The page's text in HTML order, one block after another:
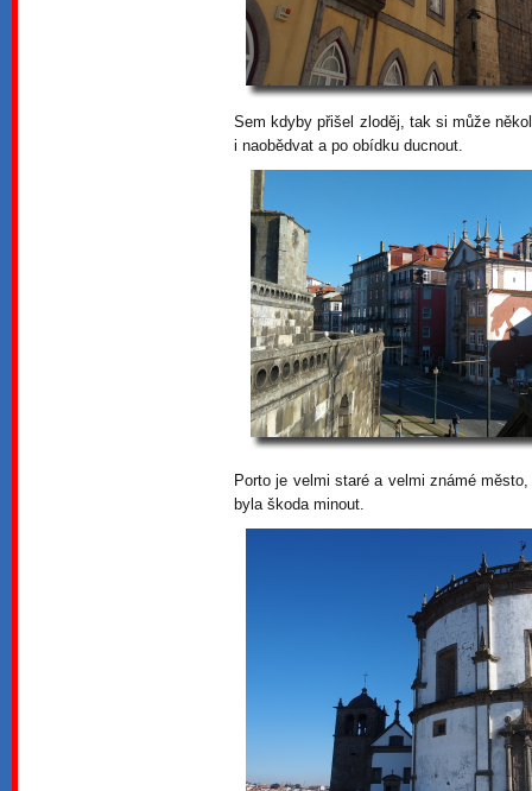
Sem kdyby přišel zloděj, tak si může
i naobědvat a po obídku ducnout.
Porto je velmi staré a velmi známé
byla škoda minout.